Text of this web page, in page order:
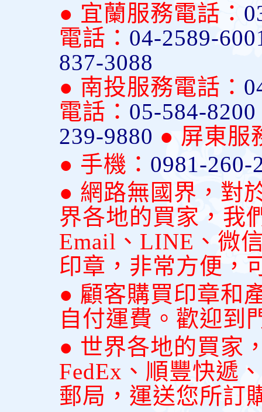
● 宜蘭服務電話：
電話： 04-2589-
837-3088
● 南投服務電話：
電話： 05-584-8200
239-9880 ● 屏東服
● 手機： 0981-260-
● 網路無國界，對
界各地的買家，我
Email、LINE、微
印章，非常方便，
● 顧客購買印章和
自付運費。歡迎到
● 世界各地的買家
FedEx、順豐快遞
郵局，運送您所訂